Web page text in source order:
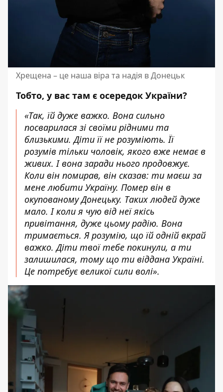
Хрещена – це наша віра та надія в Донецьк
Тобто, у вас там є осередок України?
«Так, їй дуже важко. Вона сильно
посварилася зі своїми рідними та
близькими. Діти її не розуміють. Її
розумів тільки чоловік, якого вже немає в
живих. І вона заради нього продовжує.
Коли він помирав, він сказав: ти маєш за
мене любити Україну. Помер він в
окупованому Донецьку. Таких людей дуже
мало. І коли я чую від неї якісь
привітання, дуже цьому радію. Вона
тримається. Я розумію, що їй одній вкрай
важко. Діти твої тебе покинули, а ти
залишилася, тому що ти віддана Україні.
Це потребує великої сили волі».